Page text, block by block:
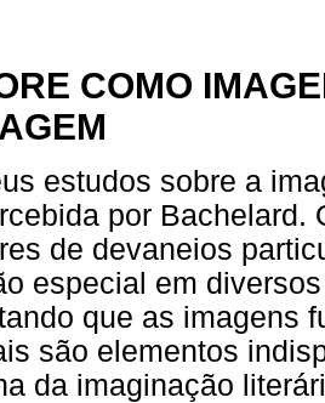
COMO
estudos sobre a
por Bachelard.
de devaneios
especial em
que as imagens
são elementos
da imaginação